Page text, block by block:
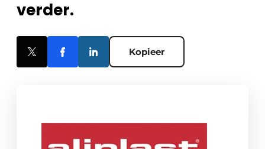
verder.
Kopieer